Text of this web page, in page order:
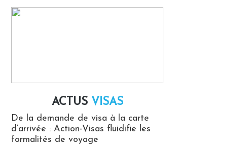
ACTUS VISAS
De la demande de visa à la carte
d’arrivée : Action-Visas fluidifie les
formalités de voyage